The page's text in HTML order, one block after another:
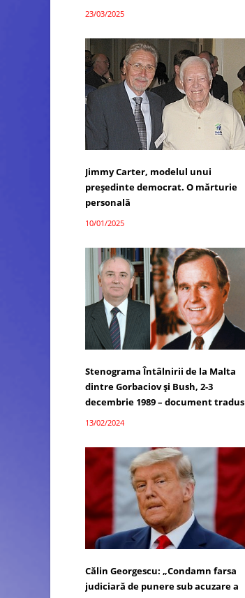
23/03/2025
Jimmy Carter, modelul unui
președinte democrat. O mărturie
personală
10/01/2025
Stenograma Întâlnirii de la Malta
dintre Gorbaciov și Bush, 2-3
decembrie 1989 – document tradus
13/02/2024
Călin Georgescu: „Condamn farsa
judiciară de punere sub acuzare a